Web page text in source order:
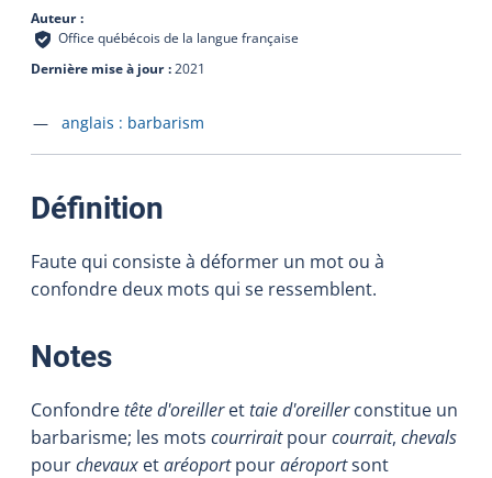
Auteur
Office québécois de la langue française
Dernière mise à jour 2021
Accéder à la fiche en
anglais : barbarism
Définition
Faute qui consiste à déformer un mot ou à
confondre deux mots qui se ressemblent.
Notes:
Confondretête d'oreillerettaie d'oreillerconstitue un
barbarisme; les mots courriraitpourcourrait, chevals
pourchevaux etaréoportpouraéroportsont